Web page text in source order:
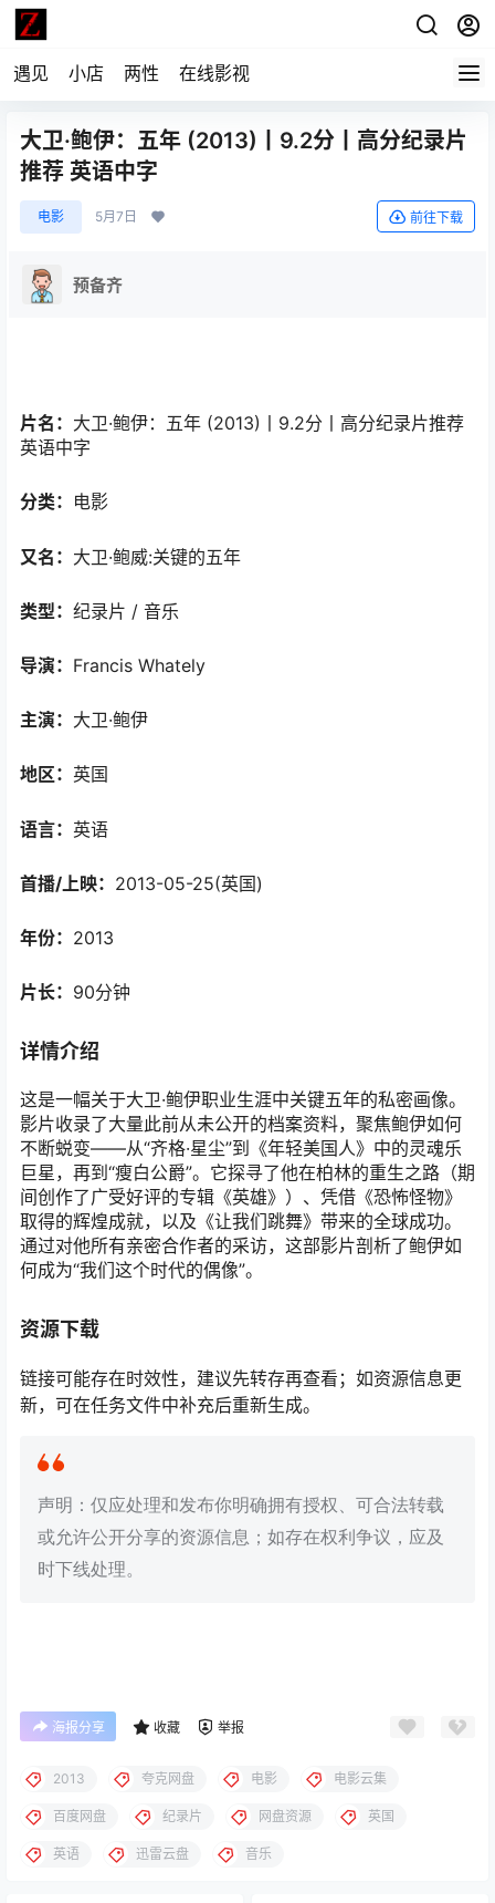
遇见 小店 两性 在线影视
大卫·鲍伊：五年 (2013)丨9.2分丨高分纪录片
推荐 英语中字
电影 5月7日 前往下载
预备齐
片名： 大卫·鲍伊：五年 (2013)丨9.2分丨高分纪录片推荐
英语中字
分类： 电影
又名： 大卫·鲍威:关键的五年
类型： 纪录片 / 音乐
导演： Francis Whately
主演： 大卫·鲍伊
地区： 英国
语言： 英语
首播/上映： 2013-05-25(英国)
年份： 2013
片长： 90分钟
详情介绍
这是一幅关于大卫·鲍伊职业生涯中关键五年的私密画像。
影片收录了大量此前从未公开的档案资料，聚焦鲍伊如何
不断蜕变——从“齐格·星尘”到《年轻美国人》中的灵魂乐
巨星，再到“瘦白公爵”。它探寻了他在柏林的重生之路（期
间创作了广受好评的专辑《英雄》）、凭借《恐怖怪物》
取得的辉煌成就，以及《让我们跳舞》带来的全球成功。
通过对他所有亲密合作者的采访，这部影片剖析了鲍伊如
何成为“我们这个时代的偶像”。
资源下载
链接可能存在时效性，建议先转存再查看；如资源信息更
新，可在任务文件中补充后重新生成。
声明：仅应处理和发布你明确拥有授权、可合法转载
或允许公开分享的资源信息；如存在权利争议，应及
时下线处理。
海报分享 收藏 举报
2013 夸克网盘 电影 电影云集
百度网盘 纪录片 网盘资源 英国
英语 迅雷云盘 音乐